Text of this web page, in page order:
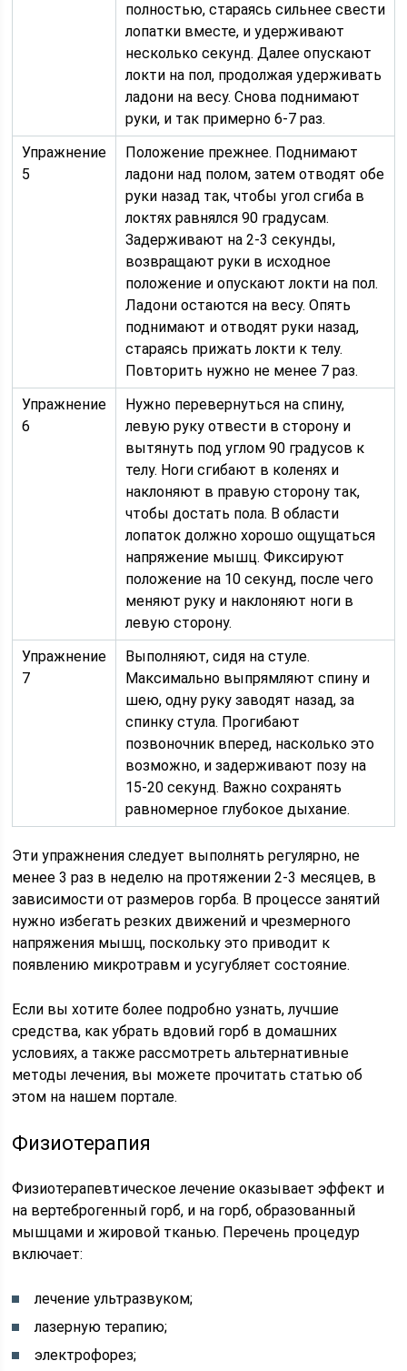
полностью, стараясь сильнее свести
лопатки вместе, и удерживают
несколько секунд. Далее опускают
локти на пол, продолжая удерживать
ладони на весу. Снова поднимают
руки, и так примерно 6-7 раз.
Упражнение
5
Положение прежнее. Поднимают
ладони над полом, затем отводят обе
руки назад так, чтобы угол сгиба в
локтях равнялся 90 градусам.
Задерживают на 2-3 секунды,
возвращают руки в исходное
положение и опускают локти на пол.
Ладони остаются на весу. Опять
поднимают и отводят руки назад,
стараясь прижать локти к телу.
Повторить нужно не менее 7 раз.
Упражнение
6
Нужно перевернуться на спину,
левую руку отвести в сторону и
вытянуть под углом 90 градусов к
телу. Ноги сгибают в коленях и
наклоняют в правую сторону так,
чтобы достать пола. В области
лопаток должно хорошо ощущаться
напряжение мышц. Фиксируют
положение на 10 секунд, после чего
меняют руку и наклоняют ноги в
левую сторону.
Упражнение
7
Выполняют, сидя на стуле.
Максимально выпрямляют спину и
шею, одну руку заводят назад, за
спинку стула. Прогибают
позвоночник вперед, насколько это
возможно, и задерживают позу на
15-20 секунд. Важно сохранять
равномерное глубокое дыхание.
Эти упражнения следует выполнять регулярно, не
менее 3 раз в неделю на протяжении 2-3 месяцев, в
зависимости от размеров горба. В процессе занятий
нужно избегать резких движений и чрезмерного
напряжения мышц, поскольку это приводит к
появлению микротравм и усугубляет состояние.
Если вы хотите более подробно узнать, лучшие
средства, как убрать вдовий горб в домашних
условиях, а также рассмотреть альтернативные
методы лечения, вы можете прочитать статью об
этом на нашем портале.
Физиотерапия
Физиотерапевтическое лечение оказывает эффект и
на вертеброгенный горб, и на горб, образованный
мышцами и жировой тканью. Перечень процедур
включает:
лечение ультразвуком;
лазерную терапию;
электрофорез;